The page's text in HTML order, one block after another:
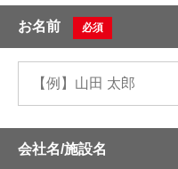
お名前 必須
会社名/施設名